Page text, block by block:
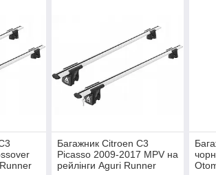
Багажник Citroen C3
Picasso 2009-2017 MPV на
рейлінги Aguri Runner